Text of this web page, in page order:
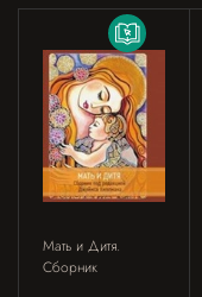
Мать и Дитя.
Сборник